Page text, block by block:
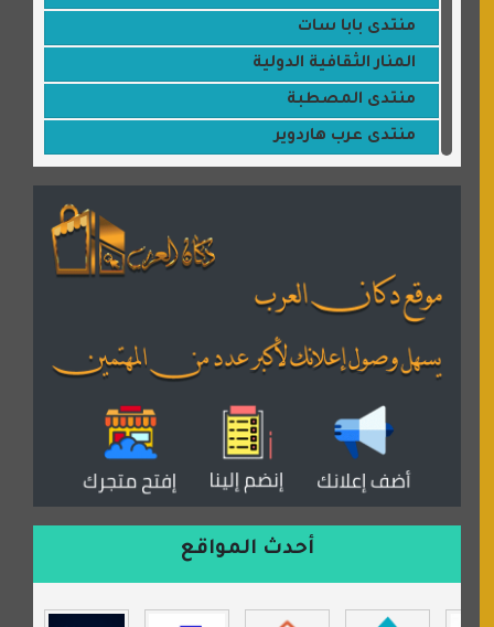
منتدى بابا سات
المنار الثقافية الدولية
منتدى المصطبة
منتدى عرب هاردوير
القران للجميع
منتدى همسات روائية
المكتبة الصوتية للقران الكريم
منتدى عدلات
موقع مداد الإسلامي
ورشة زهرة لورا للحدادة
موقع حراج خدمة
أحدث المواقع